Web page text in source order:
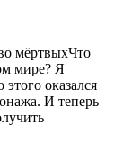
Что
мире? Я
оказался
И теперь